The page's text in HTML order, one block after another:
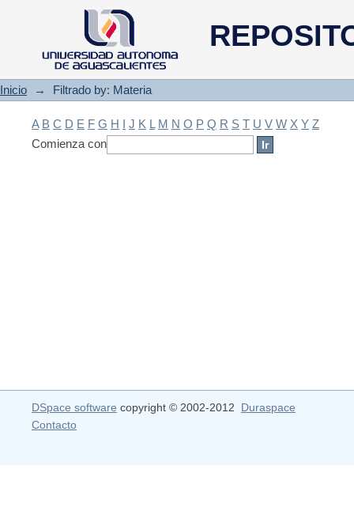
Filtrado by: Materia
Inicio → Filtrado by: Materia
A B C D E F G H I J K L M N O P Q R S T U V W X Y Z
Comienza con
DSpace software copyright © 2002-2012 Duraspace
Contacto